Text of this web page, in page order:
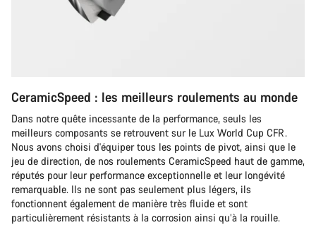
CeramicSpeed : les meilleurs roulements au monde
Dans notre quête incessante de la performance, seuls les
meilleurs composants se retrouvent sur le Lux World Cup CFR.
Nous avons choisi d'équiper tous les points de pivot, ainsi que le
jeu de direction, de nos roulements CeramicSpeed haut de gamme,
réputés pour leur performance exceptionnelle et leur longévité
remarquable. Ils ne sont pas seulement plus légers, ils
fonctionnent également de manière très fluide et sont
particulièrement résistants à la corrosion ainsi qu’à la rouille.